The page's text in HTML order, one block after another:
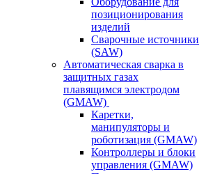
позиционирования
изделий
Сварочные источники
(SAW)
Автоматическая сварка в
защитных газах
плавящимся электродом
(GMAW)
Каретки,
манипуляторы и
роботизация (GMAW)
Контроллеры и блоки
управления (GMAW)